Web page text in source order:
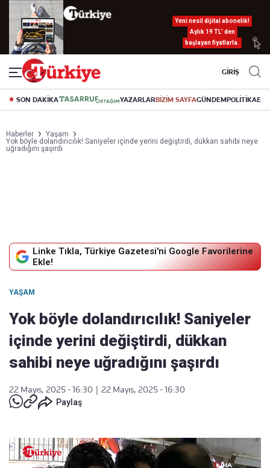
Yeni nesil dijital abonelik!
Aylık 19 TL’ den
başlayan fiyatlarla.
GİRİŞ
SON DAKİKA YAZARLARBİZİM SAYFAGÜNDEMPOLİTİKA
Haberler
Yaşam
Yok böyle dolandırıcılık! Saniyeler içinde yerini değiştirdi, dükkan sahibi neye
uğradığını şaşırdı
Linke Tıkla, Türkiye Gazetesi'ni Google Favorilerine
Ekle!
YAŞAM
Yok böyle dolandırıcılık! Saniyeler
içinde yerini değiştirdi, dükkan
sahibi neye uğradığını şaşırdı
22 Mayıs, 2025 - 16:30
22 Mayıs, 2025 - 16:30
Paylaş